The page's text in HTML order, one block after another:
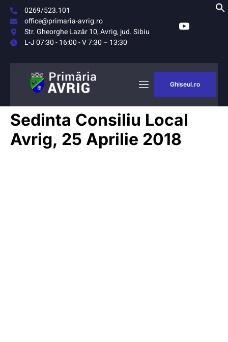
0269/523.101
office@primaria-avrig.ro
Str. Gheorghe Lazăr 10, Avrig, jud. Sibiu
L-J 07:30 - 16:00 - V 7:30 – 13:30
Ghiseul.ro
Sedinta Consiliu Local
Avrig, 25 Aprilie 2018